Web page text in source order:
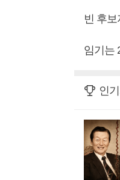
빈 후
임기는
인